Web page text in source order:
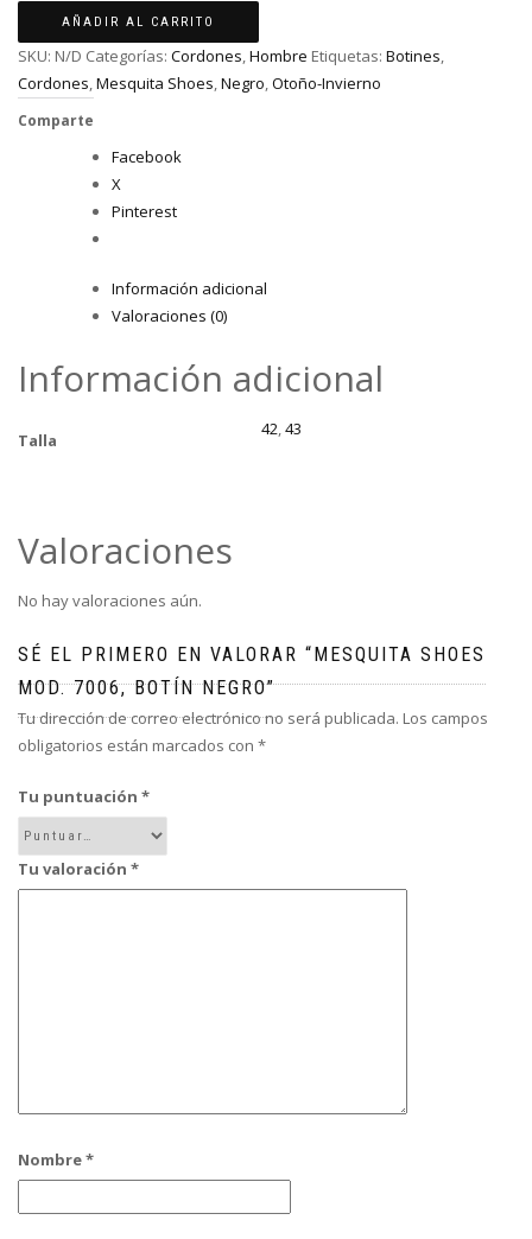
MESQUITA
SHOES
MOD.
7006,
BOTÍN
AÑADIR AL CARRITO
SKU: N/D Categorías: Cordones Hombre Etiquetas: Botines
Cordones Mesquita Shoes Negro Otoño-Invierno
Comparte
Facebook
X
Pinterest
Información adicional
Valoraciones (0)
Información adicional
Talla
42,43
Valoraciones
No hay valoraciones aún.
SÉ EL PRIMERO EN VALORAR “MESQUITA SHOES
MOD. 7006, BOTÍN NEGRO”
Tu dirección de correo electrónico no será publicada. Los campos
obligatorios están marcados con *
Tu puntuación *
Tu valoración *
Nombre*